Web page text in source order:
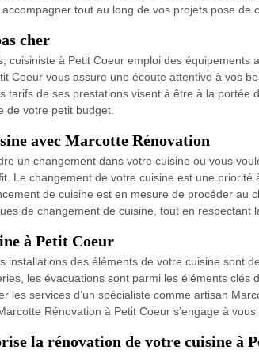
tout au long de vos projets pose de
cher
cuisiniste à Petit Coeur emploi des
Coeur vous assure une écoute attentive à vos
tarifs de ses prestations visent à être à la
de votre petit budget.
avec Marcotte Rénovation
un changement dans votre cuisine ou vous
Le changement de votre cuisine est une
de cuisine est en mesure de procéder
de changement de cuisine, tout en respectant
à Petit Coeur
installations des éléments de votre cuisine
les évacuations sont parmi les éléments
les services d’un spécialiste comme artisan
Rénovation à Petit Coeur s’engage à
la rénovation de votre cuisine à